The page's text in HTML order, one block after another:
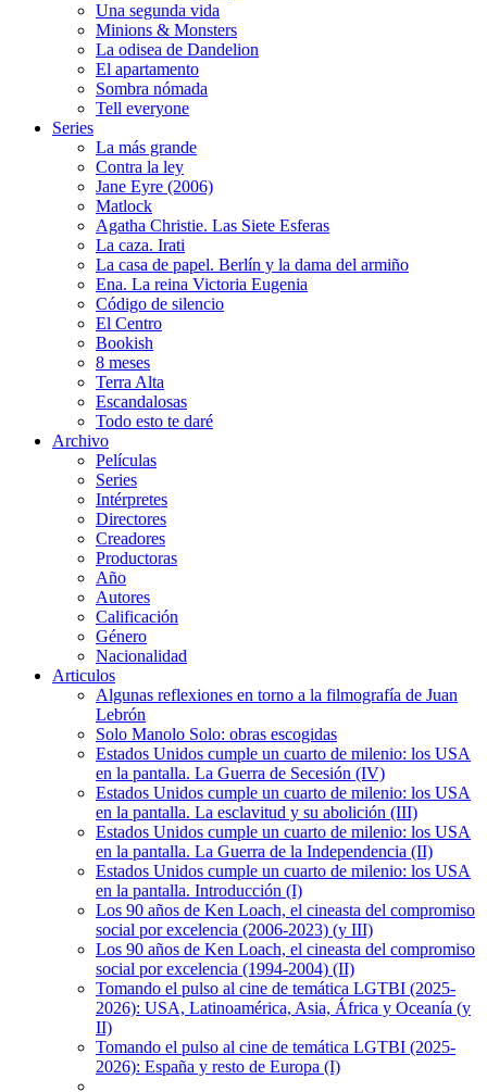
Una segunda vida
Minions & Monsters
La odisea de Dandelion
El apartamento
Sombra nómada
Tell everyone
Series
La más grande
Contra la ley
Jane Eyre (2006)
Matlock
Agatha Christie. Las Siete Esferas
La caza. Irati
La casa de papel. Berlín y la dama del armiño
Ena. La reina Victoria Eugenia
Código de silencio
El Centro
Bookish
8 meses
Terra Alta
Escandalosas
Todo esto te daré
Archivo
Películas
Series
Intérpretes
Directores
Creadores
Productoras
Año
Autores
Calificación
Género
Nacionalidad
Articulos
Algunas reflexiones en torno a la filmografía de Juan
Lebrón
Solo Manolo Solo: obras escogidas
Estados Unidos cumple un cuarto de milenio: los USA
en la pantalla. La Guerra de Secesión (IV)
Estados Unidos cumple un cuarto de milenio: los USA
en la pantalla. La esclavitud y su abolición (III)
Estados Unidos cumple un cuarto de milenio: los USA
en la pantalla. La Guerra de la Independencia (II)
Estados Unidos cumple un cuarto de milenio: los USA
en la pantalla. Introducción (I)
Los 90 años de Ken Loach, el cineasta del compromiso
social por excelencia (2006-2023) (y III)
Los 90 años de Ken Loach, el cineasta del compromiso
social por excelencia (1994-2004) (II)
Tomando el pulso al cine de temática LGTBI (2025-
2026): USA, Latinoamérica, Asia, África y Oceanía (y
II)
Tomando el pulso al cine de temática LGTBI (2025-
2026): España y resto de Europa (I)